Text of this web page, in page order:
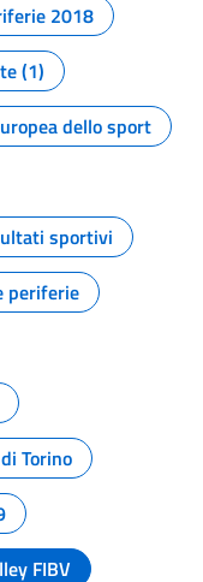
2018
(1)
dello sport
sportivi
periferie
Torino
FIBV